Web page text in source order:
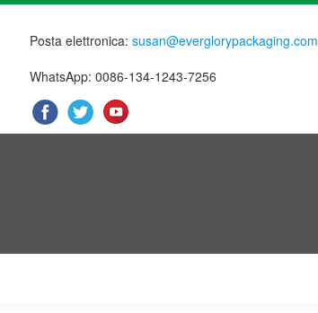
Posta elettronica:susan@everglorypackaging.com
WhatsApp: 0086-134-1243-7256